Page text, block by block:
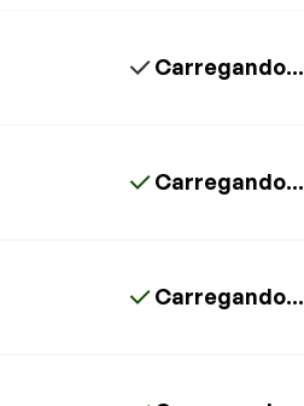
Carregando...
Carregando...
Carregando...